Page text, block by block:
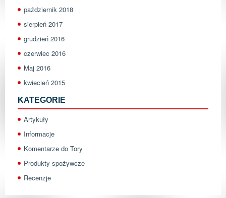
październik 2018
sierpień 2017
grudzień 2016
czerwiec 2016
Maj 2016
kwiecień 2015
KATEGORIE
Artykuły
Informacje
Komentarze do Tory
Produkty spożywcze
Recenzje